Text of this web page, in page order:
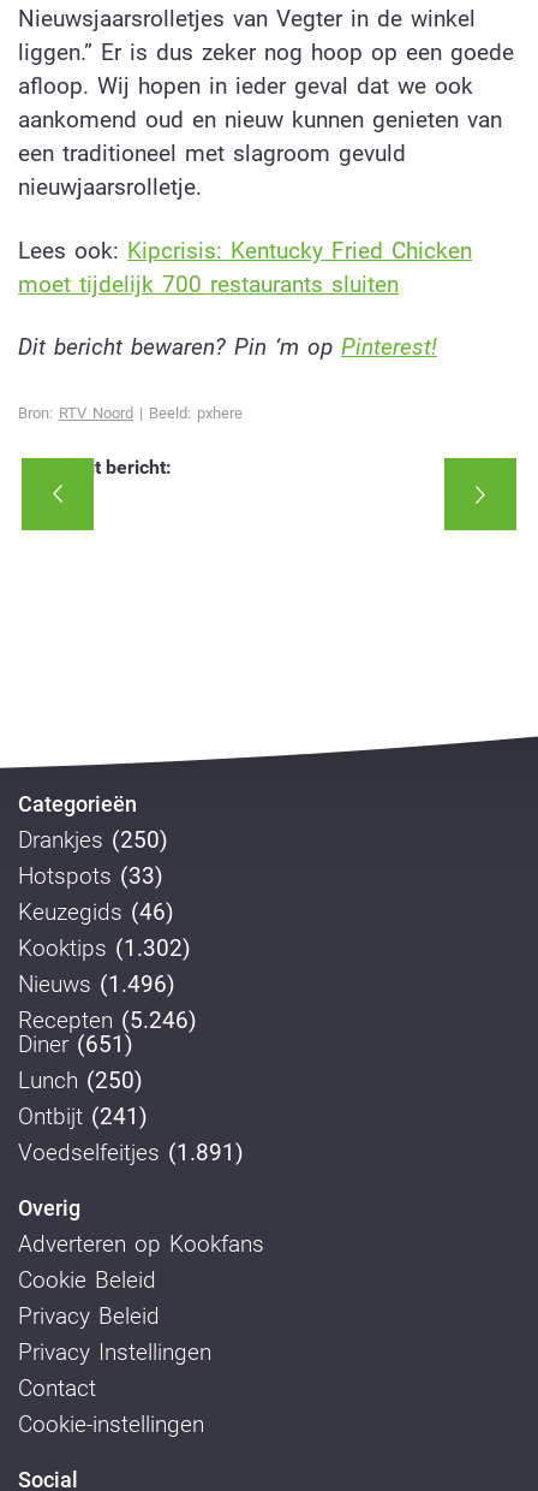
Nieuwsjaarsrolletjes van Vegter in de winkel
liggen.” Er is dus zeker nog hoop op een goede
afloop. Wij hopen in ieder geval dat we ook
aankomend oud en nieuw kunnen genieten van
een traditioneel met slagroom gevuld
nieuwjaarsrolletje.
Lees ook: Kipcrisis: Kentucky Fried Chicken
moet tijdelijk 700 restaurants sluiten
Dit bericht bewaren? Pin ‘m op Pinterest!
Bron: RTV Noord | Beeld: pxhere
Deel dit bericht:
Categorieën
Drankjes (250)
Hotspots (33)
Keuzegids (46)
Kooktips (1.302)
Nieuws (1.496)
Recepten (5.246)
Diner (651)
Lunch (250)
Ontbijt (241)
Voedselfeitjes (1.891)
Overig
Adverteren op Kookfans
Cookie Beleid
Privacy Beleid
Privacy Instellingen
Contact
Cookie-instellingen
Social